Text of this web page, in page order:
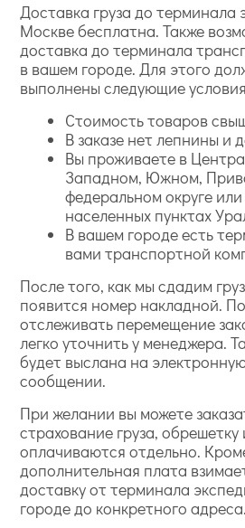
Доставка груза до терминала
Москве бесплатна. Также
доставка до терминала
в вашем городе. Для этого
выполнены следующие
Стоимость товаров
В заказе нет лепнины и
Вы проживаете в
Западном, Южном,
федеральном округе
населенных пунктах
В вашем городе есть
вами транспортной
После того, как мы сдадим
появится номер накладной.
отслеживать перемещение
легко уточнить у менеджера.
будет выслана на
сообщении.
При желании вы можете
страхование груза,
оплачиваются отдельно.
дополнительная плата
доставку от терминала
городе до конкретного адреса.